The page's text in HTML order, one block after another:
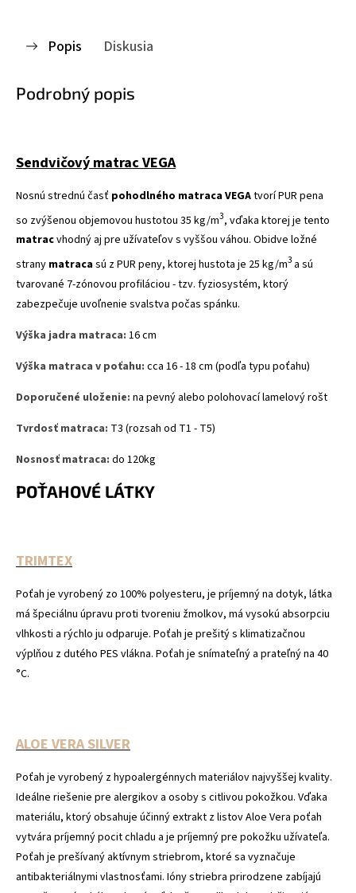
Popis Diskusia
Podrobný popis
Sendvičový matrac VEGA
Nosnú strednú časť pohodlného matraca VEGAtvorí PUR pena
so zvýšenou objemovou hustotou 35 kg/m3, vďaka ktorej je tento
matracvhodný aj pre užívateľov s vyššou váhou. Obidve ložné
strany matracasú z PUR peny, ktorej hustota je 25 kg/m3 a sú
tvarované 7-zónovou profiláciou - tzv. fyziosystém, ktorý
zabezpečuje uvoľnenie svalstva počas spánku.
Výška jadra matraca: 16cm
Výška matraca v poťahu: cca 16 - 18 cm (podľa typu poťahu)
Doporučené uloženie: na pevný alebo polohovacílamelovýrošt
Tvrdosť matraca: T3 (rozsah od T1 - T5)
Nosnosť matraca: do 120kg
POŤAHOVÉ LÁTKY
TRIMTEX
Poťah je vyrobený zo 100% polyesteru, je príjemný na dotyk, látka
má špeciálnu úpravu proti tvoreniu žmolkov, má vysokú absorpciu
vlhkosti a rýchlo ju odparuje. Poťah je prešitý s klimatizačnou
výplňou z dutého PES vlákna. Poťah je snímateľný a prateľný na 40
°C.
ALOE VERA SILVER
Poťah je vyrobený z hypoalergénnych materiálov najvyššej kvality.
Ideálne riešenie pre alergikov a osoby s citlivou pokožkou. Vďaka
materiálu, ktorý obsahuje účinný extrakt z listov Aloe Vera poťah
vytvára príjemný pocit chladu a je príjemný pre pokožku užívateľa.
Poťah je prešívaný aktívnym striebrom, ktoré sa vyznačuje
antibakteriálnymi vlastnosťami. Ióny striebra prirodzene zabíjajú